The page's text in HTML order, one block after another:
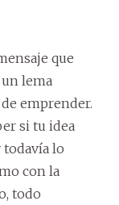
que
lema
emprender.
si tu idea
lo
con la
todo